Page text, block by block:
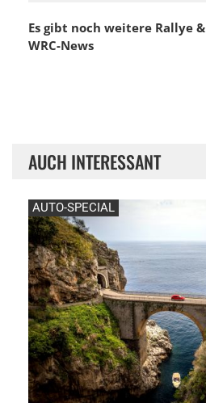
Es gibt noch weitere Rallye &
WRC-News
AUCH INTERESSANT
AUTO-SPECIAL